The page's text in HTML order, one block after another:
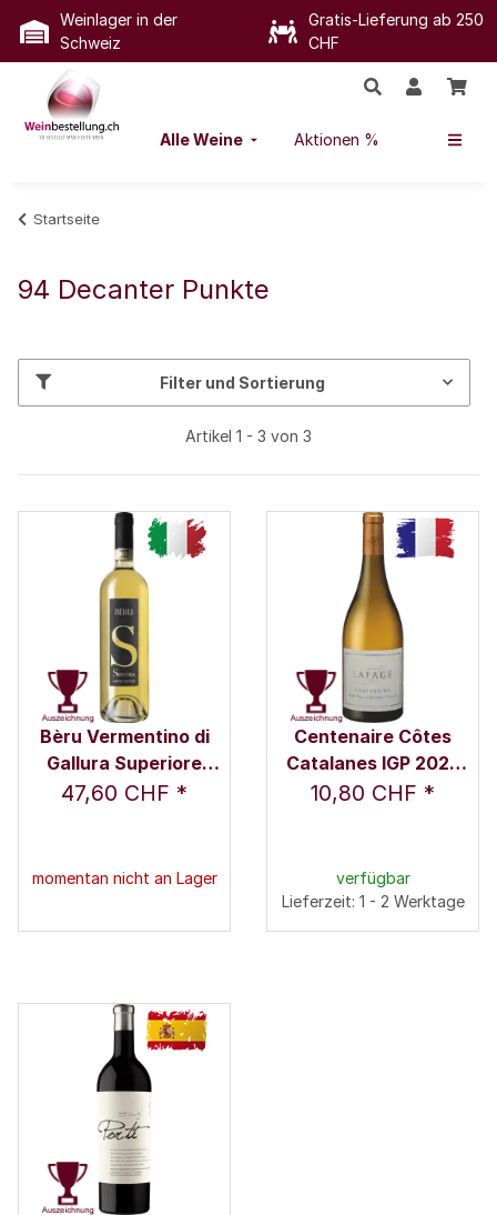
Weinlager in der
Schweiz
Gratis-Lieferung ab 250
CHF
Alle Weine Aktionen %
Startseite
94 Decanter Punkte
Filter und Sortierung
Artikel 1 - 3 von 3
Bèru Vermentino di
Gallura Superiore
DOCG 2016 0,75 l -
47,60 CHF *
momentan nicht an Lager
Centenaire Côtes
Catalanes IGP 2025
0,75 l - Domaine
10,80 CHF *
verfügbar
Lieferzeit: 1 - 2 Werktage